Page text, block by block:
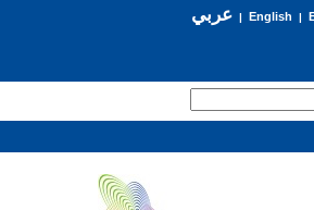
عربي| English |